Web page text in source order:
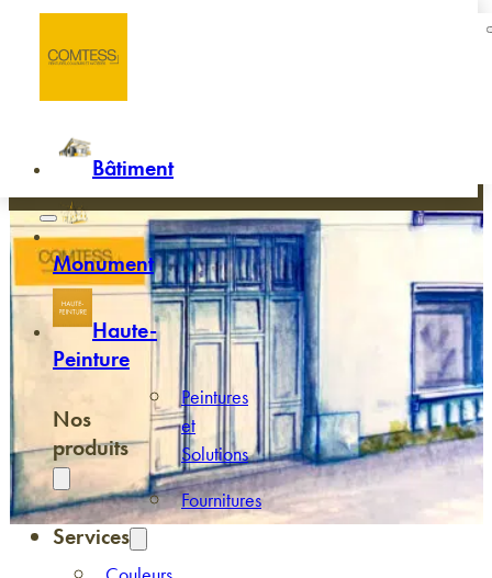
Passer au contenu principal
Bâtiment
Monument
Haute-
Peinture
Nos
produits
Peintures
et
Solutions
Fournitures
Services
L'atelier Comtess